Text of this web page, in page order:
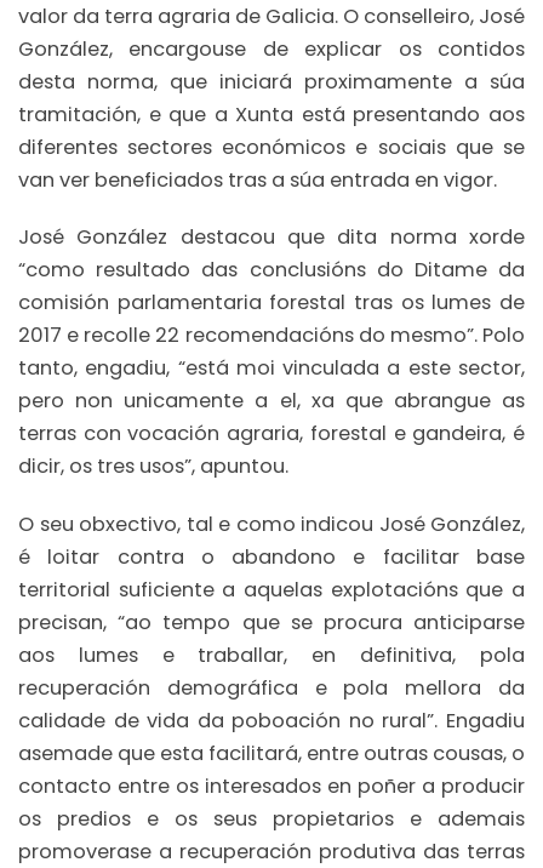
valor da terra agraria de Galicia. O conselleiro, José
González, encargouse de explicar os contidos
desta norma, que iniciará proximamente a súa
tramitación, e que a Xunta está presentando aos
diferentes sectores económicos e sociais que se
van ver beneficiados tras a súa entrada en vigor.
José González destacou que dita norma xorde
“como resultado das conclusións do Ditame da
comisión parlamentaria forestal tras os lumes de
2017 e recolle 22 recomendacións do mesmo”. Polo
tanto, engadiu, “está moi vinculada a este sector,
pero non unicamente a el, xa que abrangue as
terras con vocación agraria, forestal e gandeira, é
dicir, os tres usos”, apuntou.
O seu obxectivo, tal e como indicou José González,
é loitar contra o abandono e facilitar base
territorial suficiente a aquelas explotacións que a
precisan, “ao tempo que se procura anticiparse
aos lumes e traballar, en definitiva, pola
recuperación demográfica e pola mellora da
calidade de vida da poboación no rural”. Engadiu
asemade que esta facilitará, entre outras cousas, o
contacto entre os interesados en poñer a producir
os predios e os seus propietarios e ademais
promoverase a recuperación produtiva das terras